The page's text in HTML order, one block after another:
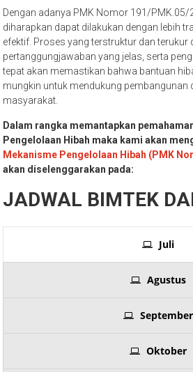
memastikan kepatuhan terhadap
Dengan adanya PMK Nomor 191/PMK.05/
diharapkan dapat dilakukan dengan lebih
efektif. Proses yang terstruktur dan terukur
pertanggungjawaban yang jelas, serta
tepat akan memastikan bahwa bantuan
masyarakat.
Dalam rangka memantapkan
Pengelolaan Hibah maka kami akan
akan diselenggarakan pada:
JADWAL BIMTEK
Agustus
September